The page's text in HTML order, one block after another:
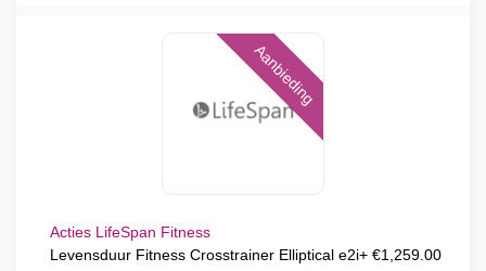
Aanbieding
Acties LifeSpan Fitness
Levensduur Fitness Crosstrainer Elliptical e2i+ €1,259.00